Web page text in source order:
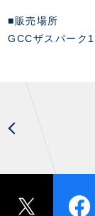
■販売場所
GCCザスパーク